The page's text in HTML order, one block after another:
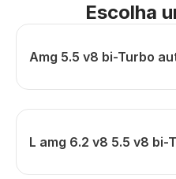
Escolha
Amg 5.5 v8 bi-Turbo
L amg 6.2 v8 5.5 v8 bi-